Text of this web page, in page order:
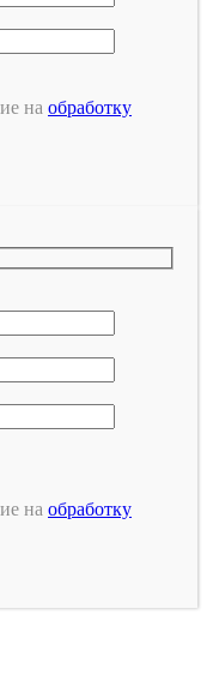
на обработку
на обработку